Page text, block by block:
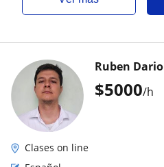
$5000/h
Ruben Dario
Clases on line